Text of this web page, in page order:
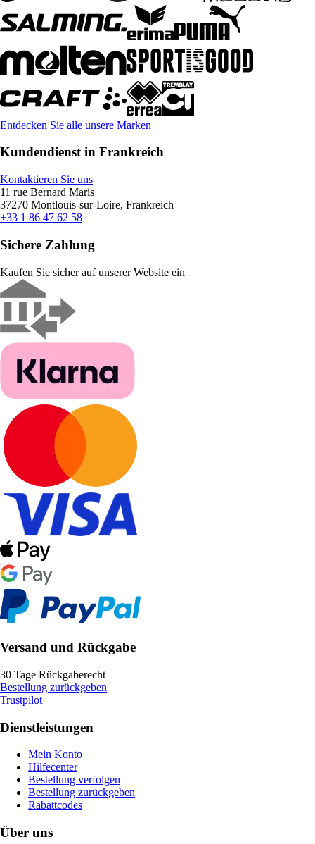
Entdecken Sie alle unsere Marken
Kundendienst in Frankreich
Kontaktieren Sie uns
11 rue Bernard Maris
37270 Montlouis-sur-Loire, Frankreich
+33 1 86 47 62 58
Sichere Zahlung
Kaufen Sie sicher auf unserer Website ein
Versand und Rückgabe
30 Tage Rückgaberecht
Bestellung zurückgeben
Trustpilot
Dienstleistungen
Mein Konto
Hilfecenter
Bestellung verfolgen
Bestellung zurückgeben
Rabattcodes
Über uns